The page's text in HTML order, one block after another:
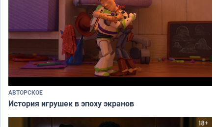
АВТОРСКОЕ
История игрушек в эпоху экранов